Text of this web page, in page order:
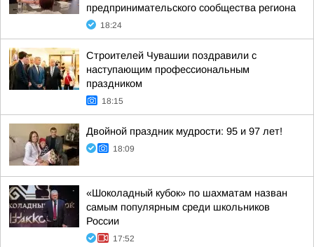
предпринимательского сообщества региона
18:24
Строителей Чувашии поздравили с
наступающим профессиональным
праздником
18:15
Двойной праздник мудрости: 95 и 97 лет!
18:09
«Шоколадный кубок» по шахматам назван
самым популярным среди школьников
России
17:52